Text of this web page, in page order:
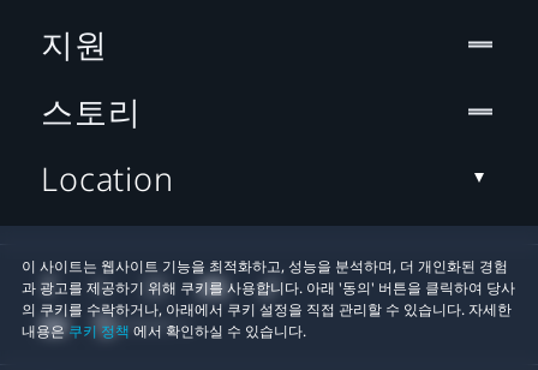
이 사이트는 웹사이트 기능을 최적화하고, 성능을 분석하며, 더 개인화된 경험
과 광고를 제공하기 위해 쿠키를 사용합니다. 아래 '동의' 버튼을 클릭하여 당사
의 쿠키를 수락하거나, 아래에서 쿠키 설정을 직접 관리할 수 있습니다. 자세한
내용은 쿠키 정책 에서 확인하실 수 있습니다.
지원
스토리
Location